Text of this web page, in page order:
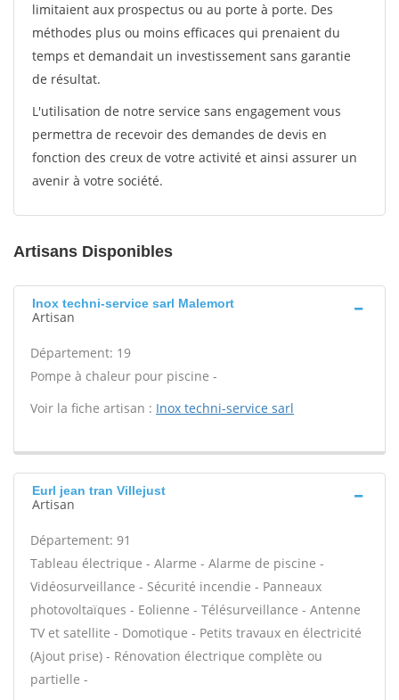
limitaient aux prospectus ou au porte à porte. Des
méthodes plus ou moins efficaces qui prenaient du
temps et demandait un investissement sans garantie
de résultat.
L'utilisation de notre service sans engagement vous
permettra de recevoir des demandes de devis en
fonction des creux de votre activité et ainsi assurer un
avenir à votre société.
Artisans Disponibles
Inox techni-service sarl Malemort
Artisan
Département: 19
Pompe à chaleur pour piscine -
Voir la fiche artisan : Inox techni-service sarl
Eurl jean tran Villejust
Artisan
Département: 91
Tableau électrique - Alarme - Alarme de piscine -
Vidéosurveillance - Sécurité incendie - Panneaux
photovoltaïques - Eolienne - Télésurveillance - Antenne
TV et satellite - Domotique - Petits travaux en électricité
(Ajout prise) - Rénovation électrique complète ou
partielle -